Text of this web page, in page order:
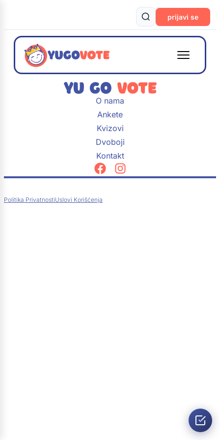
prijavi se
O nama
Ankete
Kvizovi
Dvoboji
Kontakt
Politika PrivatnostiUslovi Korišćenja